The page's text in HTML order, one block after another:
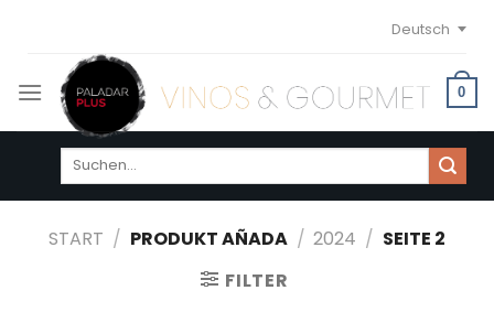
content
Deutsch
0
Suchen
START / PRODUKT AÑADA / 2024 / SEITE 2
FILTER